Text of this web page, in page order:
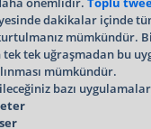
dakikalar içinde
mümkündür.
tek uğraşmadan bu
mümkündür.
bazı